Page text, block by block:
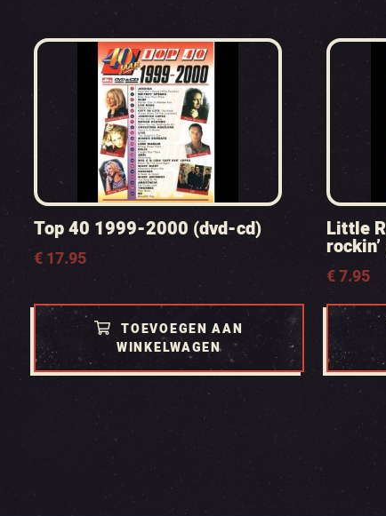
Top 40 1999-2000 (dvd-cd)
€17.95
TOEVOEGEN AAN
WINKELWAGEN
Little
€7.95